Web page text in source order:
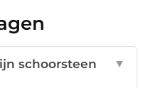
schoorsteen
▼